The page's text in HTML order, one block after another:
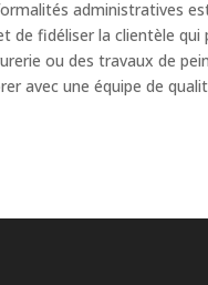
administratives
de fidéliser la clientèle
ou des travaux de
avec une équipe de